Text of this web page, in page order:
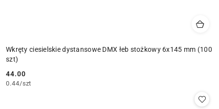
Wkręty ciesielskie dystansowe DMX łeb stożkowy 6x145 mm (100
szt)
Cena:
44.00
0.44/szt